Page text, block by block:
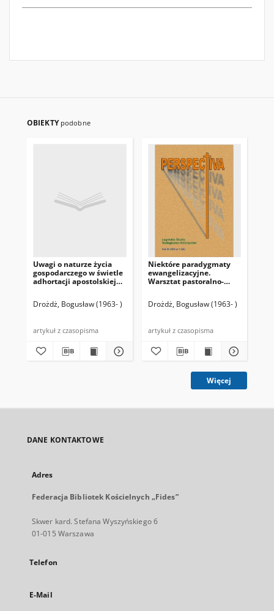
OBIEKTY podobne
Uwagi o naturze życia
gospodarczego w świetle
adhortacji apostolskiej
Drożdż, Bogusław (1963- )
artykuł z czasopisma
Niektóre paradygmaty
ewangelizacyjne.
Warsztat pastoralno-
Drożdż, Bogusław (1963- )
artykuł z czasopisma
Więcej
DANE KONTAKTOWE
Adres
Federacja Bibliotek Kościelnych „Fides”
Skwer kard. Stefana Wyszyńskiego 6
01-015 Warszawa
Telefon
E-Mail